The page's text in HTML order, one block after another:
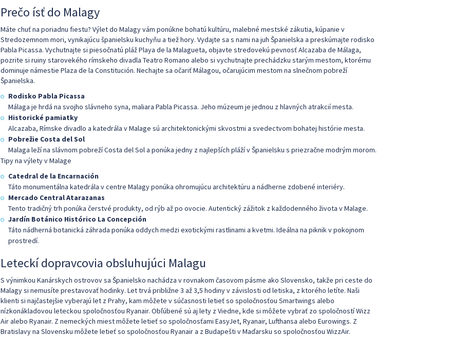
Prečo ísť do Malagy
Máte chuť na poriadnu fiestu? Výlet do Malagy vám ponúkne bohatú kultúru, malebné mestské zákutia, kúpanie v
Stredozemnom mori, vynikajúcu španielsku kuchyňu a tiež hory. Vydajte sa s nami na juh Španielska a preskúmajte rodisko
Pabla Picassa. Vychutnajte si piesočnatú pláž Playa de la Malagueta, objavte stredovekú pevnosť Alcazaba de Málaga,
pozrite si ruiny starovekého rímskeho divadla Teatro Romano alebo si vychutnajte prechádzku starým mestom, ktorému
dominuje námestie Plaza de la Constitución. Nechajte sa očariť Málagou, očarujúcim mestom na slnečnom pobreží
Španielska.
Rodisko Pabla Picassa
Málaga je hrdá na svojho slávneho syna, maliara Pabla Picassa. Jeho múzeum je jednou z hlavných atrakcií mesta.
Historické pamiatky
Alcazaba, Rímske divadlo a katedrála v Malage sú architektonickými skvostmi a svedectvom bohatej histórie mesta.
Pobrežie Costa del Sol
Malaga leží na slávnom pobreží Costa del Sol a ponúka jedny z najlepších pláží v Španielsku s priezračne modrým morom.
Tipy na výlety v Malage
Catedral de la Encarnación
Táto monumentálna katedrála v centre Malagy ponúka ohromujúcu architektúru a nádherne zdobené interiéry.
Mercado Central Atarazanas
Tento tradičný trh ponúka čerstvé produkty, od rýb až po ovocie. Autentický zážitok z každodenného života v Malage.
Jardín Botánico Histórico La Concepción
Táto nádherná botanická záhrada ponúka oddych medzi exotickými rastlinami a kvetmi. Ideálna na piknik v pokojnom
prostredí.
Leteckí dopravcovia obsluhujúci Malagu
S výnimkou Kanárskych ostrovov sa Španielsko nachádza v rovnakom časovom pásme ako Slovensko, takže pri ceste do
Malagy si nemusíte prestavovať hodinky. Let trvá približne 3 až 3,5 hodiny v závislosti od letiska, z ktorého letíte. Naši
klienti si najčastejšie vyberajú let z Prahy, kam môžete v súčasnosti letieť so spoločnosťou Smartwings alebo
nízkonákladovou leteckou spoločnosťou Ryanair. Obľúbené sú aj lety z Viedne, kde si môžete vybrať zo spoločností Wizz
Air alebo Ryanair. Z nemeckých miest môžete letieť so spoločnosťami EasyJet, Ryanair, Lufthansa alebo Eurowings. Z
Bratislavy na Slovensku môžete letieť so spoločnosťou Ryanair a z Budapešti v Maďarsku so spoločnosťou WizzAir.